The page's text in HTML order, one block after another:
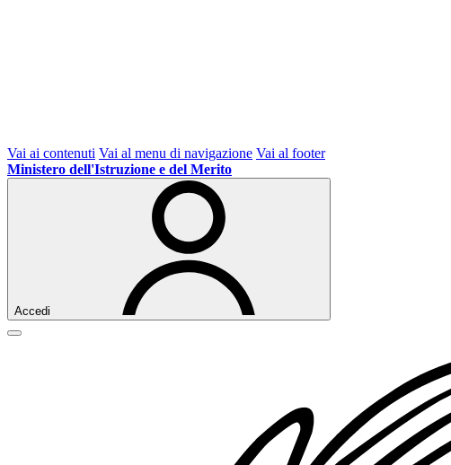
Vai ai contenuti Vai al menu di navigazione Vai al footer
Ministero dell'Istruzione e del Merito
Accedi